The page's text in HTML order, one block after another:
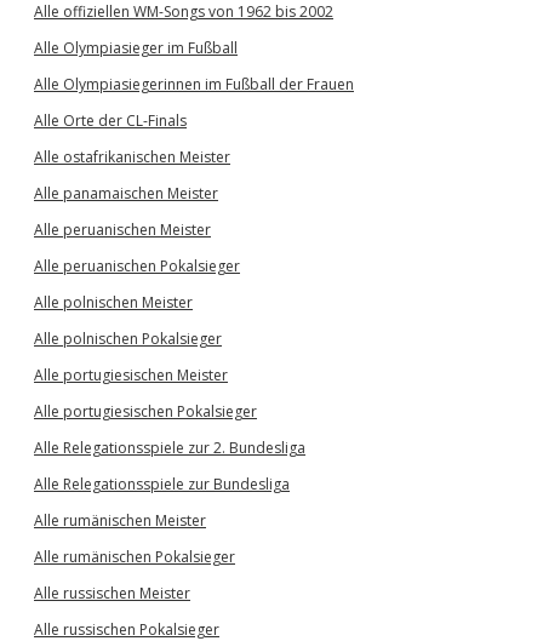
Alle offiziellen WM-Songs von 1962 bis 2002
Alle Olympiasieger im Fußball
Alle Olympiasiegerinnen im Fußball der Frauen
Alle Orte der CL-Finals
Alle ostafrikanischen Meister
Alle panamaischen Meister
Alle peruanischen Meister
Alle peruanischen Pokalsieger
Alle polnischen Meister
Alle polnischen Pokalsieger
Alle portugiesischen Meister
Alle portugiesischen Pokalsieger
Alle Relegationsspiele zur 2. Bundesliga
Alle Relegationsspiele zur Bundesliga
Alle rumänischen Meister
Alle rumänischen Pokalsieger
Alle russischen Meister
Alle russischen Pokalsieger